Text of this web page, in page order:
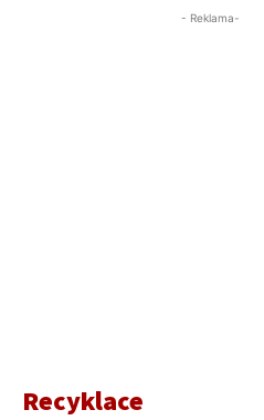
- Reklama-
Recyklace